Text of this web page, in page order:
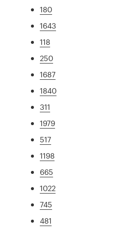
180
1643
118
250
1687
1840
311
1979
517
1198
665
1022
745
481